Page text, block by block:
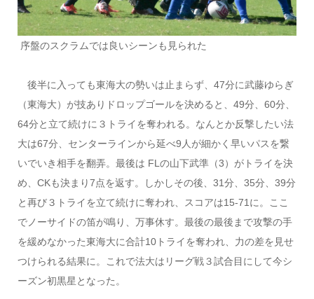
序盤のスクラムでは良いシーンも見られた
後半に入っても東海大の勢いは止まらず、47分に武藤ゆらぎ
（東海大）が技ありドロップゴールを決めると、49分、60分、
64分と立て続けに３トライを奪われる。なんとか反撃したい法
大は67分、センターラインから延べ9人が細かく早いパスを繋
いでいき相手を翻弄。最後は FLの山下武準（3）がトライを決
め、CKも決まり7点を返す。しかしその後、31分、35分、39分
と再び３トライを立て続けに奪われ、スコアは15-71に。ここ
でノーサイドの笛が鳴り、万事休す。最後の最後まで攻撃の手
を緩めなかった東海大に合計10トライを奪われ、力の差を見せ
つけられる結果に。これで法大はリーグ戦３試合目にして今シ
ーズン初黒星となった。